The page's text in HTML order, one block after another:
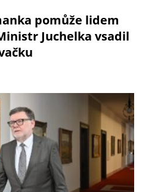
pomůže lidem
Juchelka vsadil